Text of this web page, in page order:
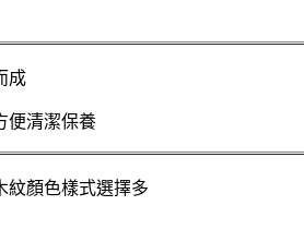
成
便清潔保養
紋顏色樣式選擇多